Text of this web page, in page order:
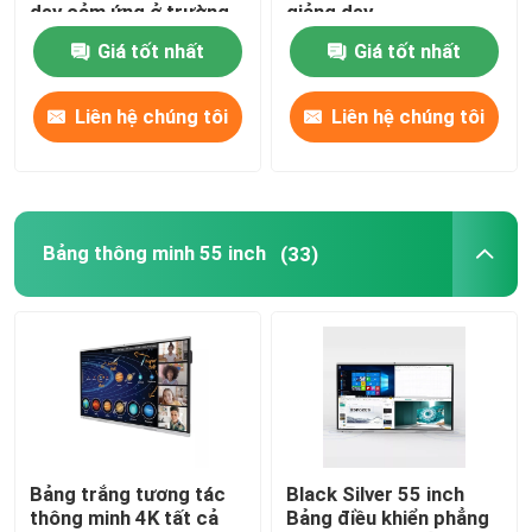
Tham quan nhà máy
Kiểm soát chất lượng
Liên hệ chúng tôi
Yêu cầu báo giá
Bảng thông minh tương tác
Bảng thông minh 55 inch
Bảng thông minh 65 inch
dạy cảm ứng ở trường
Giá tốt nhất
Liên hệ chúng tôi
giảng dạy
Giá tốt nhất
Liên hệ chúng tôi
Bảng thông minh 55 inch (33)
Bảng trắng tương tác
thông minh 4K tất cả
Black Silver 55 inch
Bảng điều khiển phẳng